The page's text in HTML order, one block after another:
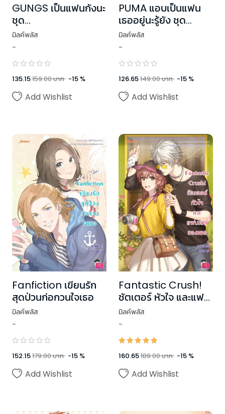
GUNGS เป็นแฟนกังนะ
ชุด
RealGuysFiction
มิลค์พลัส
-
135.15159.00บาท -15 %
Add Wishlist
PUMA แอบเป็นแฟน
เธออยู่นะรู้ยัง ชุด
Head U, Luv You
มิลค์พลัส
-
126.65149.00บาท -15 %
Add Wishlist
Fanfiction เขียนรัก
สุดป่วนก่อกวนใจเธอ
มิลค์พลัส
-
152.15179.00บาท -15 %
Add Wishlist
Fantastic Crush!
ชัตเตอร์ หัวใจ และแฟน
ไซต์ของเธอ
มิลค์พลัส
-
160.65189.00บาท -15 %
Add Wishlist